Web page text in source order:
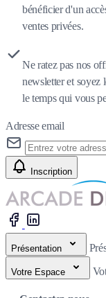
bénéficier d'un
ventes privées.
Ne ratez pas nos
newsletter et soyez
le temps qui vous
Adresse email
Inscription
Présentation
Votre Espace